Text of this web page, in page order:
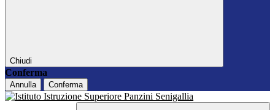
Chiudi
Conferma
Annulla Conferma